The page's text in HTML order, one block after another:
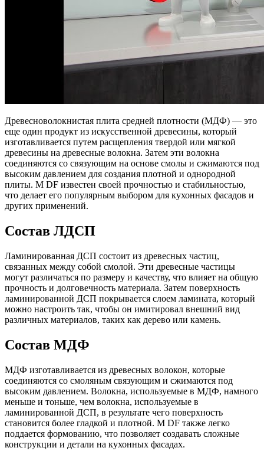
Древесноволокнистая плита средней плотности (МДФ) — это
еще один продукт из искусственной древесины, который
изготавливается путем расщепления твердой или мягкой
древесины на древесные волокна. Затем эти волокна
соединяются со связующим на основе смолы и сжимаются под
высоким давлением для создания плотной и однородной
плиты. M DF известен своей прочностью и стабильностью,
что делает его популярным выбором для кухонных фасадов и
других применений.
Состав ЛДСП
Ламинированная ДСП состоит из древесных частиц,
связанных между собой смолой. Эти древесные частицы
могут различаться по размеру и качеству, что влияет на общую
прочность и долговечность материала. Затем поверхность
ламинированной ДСП покрывается слоем ламината, который
можно настроить так, чтобы он имитировал внешний вид
различных материалов, таких как дерево или камень.
Состав МДФ
МДФ изготавливается из древесных волокон, которые
соединяются со смоляным связующим и сжимаются под
высоким давлением. Волокна, используемые в МДФ, намного
меньше и тоньше, чем волокна, используемые в
ламинированной ДСП, в результате чего поверхность
становится более гладкой и плотной. M DF также легко
поддается формованию, что позволяет создавать сложные
конструкции и детали на кухонных фасадах.